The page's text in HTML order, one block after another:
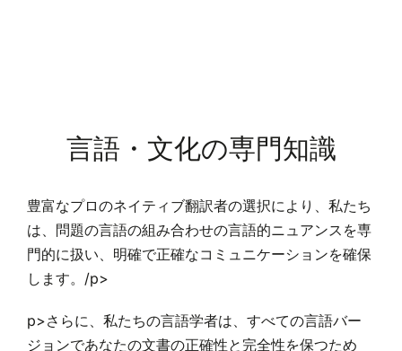
言語・文化の専門知識
豊富なプロのネイティブ翻訳者の選択により、私たち
は、問題の言語の組み合わせの言語的ニュアンスを専
門的に扱い、明確で正確なコミュニケーションを確保
します。/p>
p>さらに、私たちの言語学者は、すべての言語バー
ジョンであなたの文書の正確性と完全性を保つため